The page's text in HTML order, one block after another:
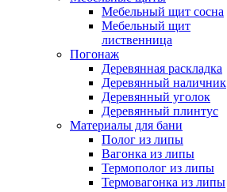
Мебельный щит сосна
Мебельный щит
лиственница
Погонаж
Деревянная раскладка
Деревянный наличник
Деревянный уголок
Деревянный плинтус
Материалы для бани
Полог из липы
Вагонка из липы
Термополог из липы
Термовагонка из липы